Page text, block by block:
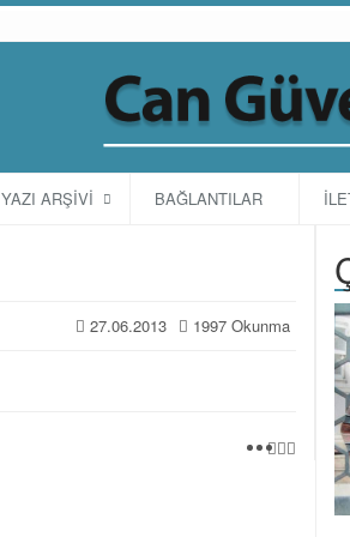
YAZI ARŞİVİ BAĞLANTILAR
1997 Okunma
27.06.2013